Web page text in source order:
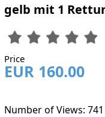
gelb mit 1
Price
EUR 160.00
Number of Views: 741